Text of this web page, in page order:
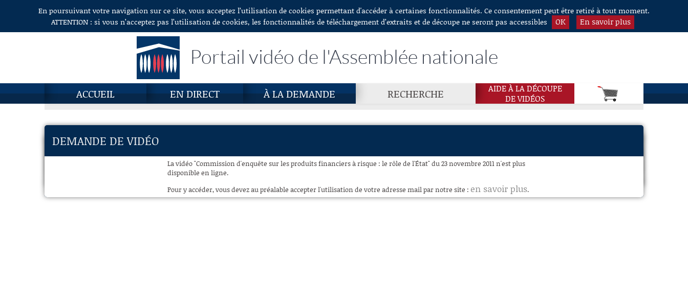
Aller au contenuEn poursuivant votre navigation sur ce site, vous acceptez l’utilisation de cookies permettant d'accéder à certaines fonctionnalités. Ce consentement peut être retiré à tout moment.
ATTENTION : si vous n’acceptez pas l’utilisation de cookies, les fonctionnalités de téléchargement d’extraits et de découpe ne seront pas accessibles
OK En savoir plus
Portail vidéo de l'Assemblée nationale
ACCUEIL EN DIRECT À LA DEMANDE RECHERCHE
AIDE À LA DÉCOUPE
DE VIDÉOS
DEMANDE DE VIDÉO
La vidéo "Commission d'enquête sur les produits financiers à risque : le rôle de l'État" du 23 novembre 2011 n'est plus
disponible en ligne.
Pour y accéder, vous devez au préalable accepter l'utilisation de votre adresse mail par notre site : en savoir plus.